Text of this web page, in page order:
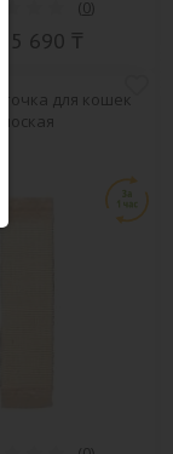
(0)
15 690 ₸
для кошек
плоская